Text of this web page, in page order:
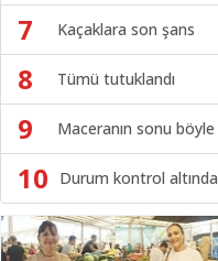
7 Kaçaklara son şans
8 Tümü tutuklandı
9 Maceranın sonu böyle
10 Durum kontrol altında